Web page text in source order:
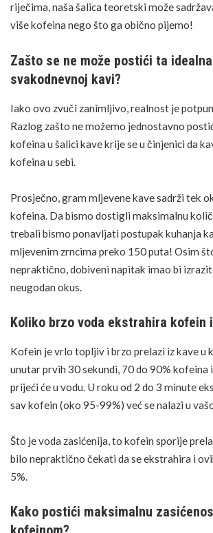
riječima, naša šalica teoretski može
više kofeina nego što ga obično pijemo!
Zašto se ne može postići ta
svakodnevnoj kavi?
Iako ovo zvuči zanimljivo, realnost je
Razlog zašto ne možemo jednostavno
kofeina u šalici kave krije se u činjenici da
kofeina u sebi.
Prosječno, gram mljevene kave sadrži tek
kofeina. Da bismo dostigli maksimalnu
trebali bismo ponavljati postupak kuhanja
mljevenim zrncima preko 150 puta! Osim
nepraktično, dobiveni napitak imao bi
neugodan okus.
Koliko brzo voda ekstrahira kofein
Kofein je vrlo topljiv i brzo prelazi iz kave u
unutar prvih 30 sekundi, 70 do 90% kofeina
prijeći će u vodu. U roku od 2 do 3 minute
sav kofein (oko 95-99%) već se nalazi u
Što je voda zasićenija, to kofein sporije
bilo nepraktično čekati da se ekstrahira i
5%.
Kako postići maksimalnu